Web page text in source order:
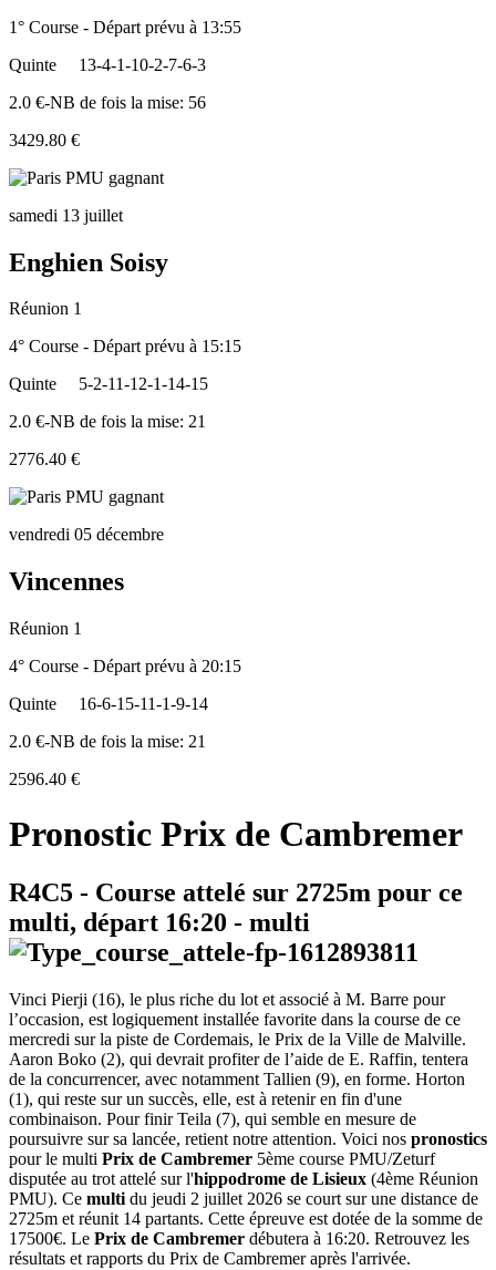
1° Course - Départ prévu à 13:55
Quinte
13-4-1-10-2-7-6-3
2.0 €-NB de fois la mise: 56
3429.80 €
samedi 13 juillet
Enghien Soisy
Réunion 1
4° Course - Départ prévu à 15:15
Quinte
5-2-11-12-1-14-15
2.0 €-NB de fois la mise: 21
2776.40 €
vendredi 05 décembre
Vincennes
Réunion 1
4° Course - Départ prévu à 20:15
Quinte
16-6-15-11-1-9-14
2.0 €-NB de fois la mise: 21
2596.40 €
Pronostic Prix de Cambremer
R4C5 - Course attelé sur 2725m pour ce
multi, départ 16:20 - multi
Vinci Pierji (16), le plus riche du lot et associé à M. Barre pour
l’occasion, est logiquement installée favorite dans la course de ce
mercredi sur la piste de Cordemais, le Prix de la Ville de Malville.
Aaron Boko (2), qui devrait profiter de l’aide de E. Raffin, tentera
de la concurrencer, avec notamment Tallien (9), en forme. Horton
(1), qui reste sur un succès, elle, est à retenir en fin d'une
combinaison. Pour finir Teila (7), qui semble en mesure de
poursuivre sur sa lancée, retient notre attention. Voici nos pronostics
pour le multi Prix de Cambremer 5ème course PMU/Zeturf
disputée au trot attelé sur l'hippodrome de Lisieux (4ème Réunion
PMU). Ce multi du jeudi 2 juillet 2026 se court sur une distance de
2725m et réunit 14 partants. Cette épreuve est dotée de la somme de
17500€. Le Prix de Cambremer débutera à 16:20. Retrouvez les
résultats et rapports du Prix de Cambremer après l'arrivée.